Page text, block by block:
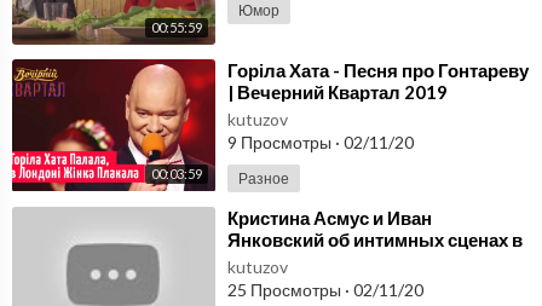
00:55:59
Юмор
00:03:59
⁣Горіла Хата - Песня про Гонтареву
| Вечерний Квартал 2019
kutuzov
9 Просмотры · 02/11/20
Разное
⁣Кристина Асмус и Иван
Янковский об интимных сценах в
фильме «Текст». Вечерний Ургант.
24.10.2019
kutuzov
25 Просмотры · 02/11/20